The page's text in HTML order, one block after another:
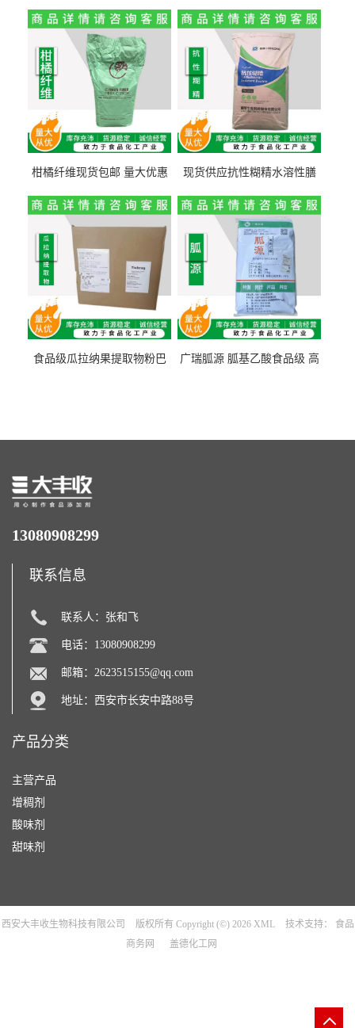
柑橘纤维现货包邮 量大优惠
现货供应抗性糊精水溶性膳
量1kg包邮
食品级瓜拉纳果提取物粉巴
广瑞胍源 胍基乙酸食品级 高
13080908299
联系信息
联系人：张和飞
电话：13080908299
邮箱： 2623515155@qq.com
地址：西安市长安中路88号
产品分类
主营产品
增稠剂
酸味剂
甜味剂
西安大丰收生物科技有限公司 版权所有 Copyright (©) 2026 XML 技术支持：
食品
商务网
盖德化工网